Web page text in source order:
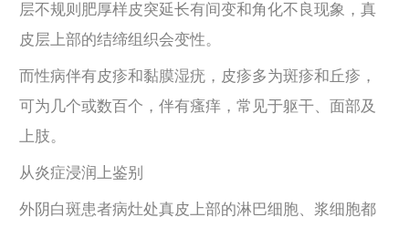
层不规则肥厚样皮突延长有间变和角化不良现象，真
皮层上部的结缔组织会变性。
而性病伴有皮疹和黏膜湿疣，皮疹多为斑疹和丘疹，
可为几个或数百个，伴有瘙痒，常见于躯干、面部及
上肢。
从炎症浸润上鉴别
外阴白斑患者病灶处真皮上部的淋巴细胞、浆细胞都